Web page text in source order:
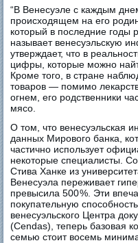
“В Венесуэле с каждым
происходящем на его
который в последние
называет венесуэльскую
утверждает, что в
цифры, которые можно
Кроме того, в стране
товаров — помимо
огнем, его родственники
мясо.
О том, что венесуэльская
данных Мирового банка,
частично использует
некоторые специалисты.
Стива Ханке из
Венесуэла переживает
превысила 500 %. Эти
покупательную
венесуэльского Центра
(Cendas), теперь базовая
семью стоит восемь